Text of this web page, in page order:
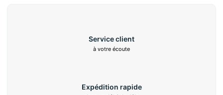
Service client
à votre écoute
Expédition rapide